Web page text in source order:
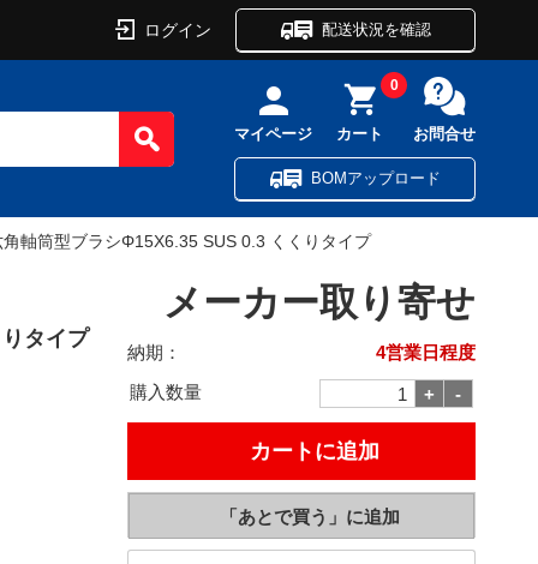
ログイン 配送状況を確認
マイページ カート
0
お問合せ
BOMアップロード
軸筒型ブラシΦ15X6.35 SUS 0.3 くくりタイプ
タイプ
メーカー取り寄せ
納期：
4営業日程度
購入数量